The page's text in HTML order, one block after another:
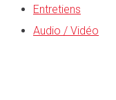
Entretiens
Audio / Vidéo